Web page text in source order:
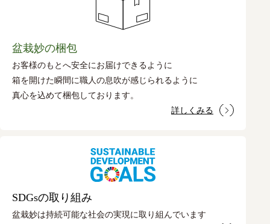
盆栽妙の梱包
お客様のもとへ安全にお届けできるように
箱を開けた瞬間に職人の息吹が感じられるように
真心を込めて梱包しております。
詳しくみる
SDGsの取り組み
盆栽妙は持続可能な社会の実現に取り組んでいます